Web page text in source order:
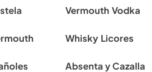
Vermouth Vodka
Whisky Licores
Absenta y Cazalla